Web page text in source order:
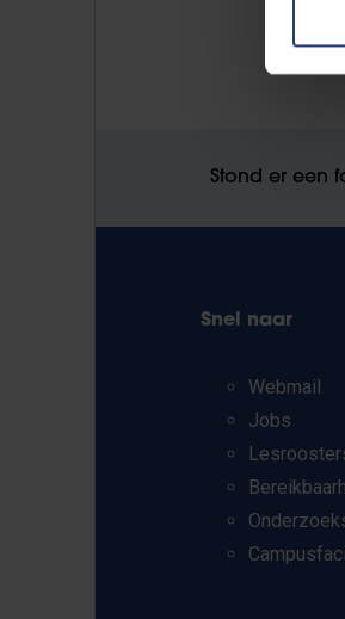
Stond er een
Snel naar
Webmail
Jobs